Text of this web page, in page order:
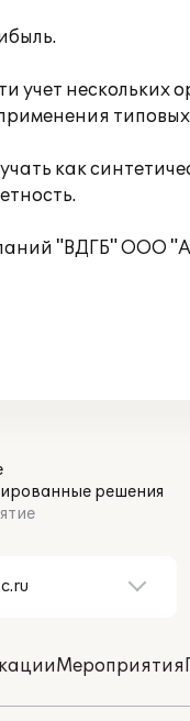
учет
как
"ВДГБ" ООО
решения
Мероприятия